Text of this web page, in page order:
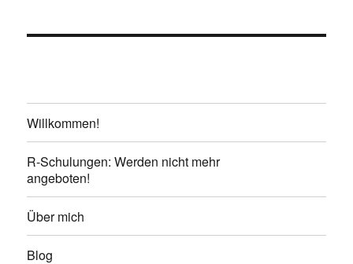
Willkommen!
R-Schulungen: Werden nicht mehr
angeboten!
Über mich
Blog